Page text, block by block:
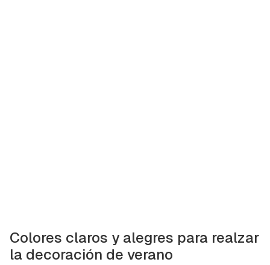
Colores claros y alegres para realzar
la decoración de verano